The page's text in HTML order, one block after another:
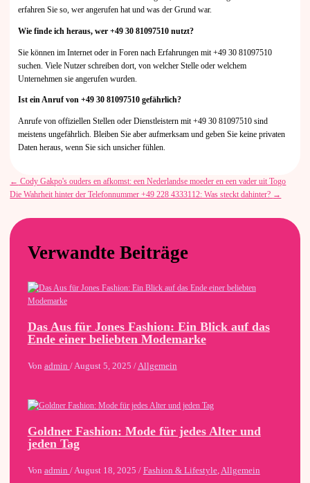
erfahren Sie so, wer angerufen hat und was der Grund war.
Wie finde ich heraus, wer +49 30 81097510 nutzt?
Sie können im Internet oder in Foren nach Erfahrungen mit +49 30 81097510
suchen. Viele Nutzer schreiben dort, von welcher Stelle oder welchem
Unternehmen sie angerufen wurden.
Ist ein Anruf von +49 30 81097510 gefährlich?
Anrufe von offiziellen Stellen oder Dienstleistern mit +49 30 81097510 sind
meistens ungefährlich. Bleiben Sie aber aufmerksam und geben Sie keine privaten
Daten heraus, wenn Sie sich unsicher fühlen.
← Cody Gakpo's ouders en afkomst: een Nederlandse moeder en een vader uit Togo
Die Wahrheit hinter der Telefonnummer +49 228 4333112: Was steckt dahinter? →
Verwandte Beiträge
Das Aus für Jones Fashion: Ein Blick auf das
Ende einer beliebten Modemarke
Von admin /August 5, 2025 /Allgemein
Goldner Fashion: Mode für jedes Alter und
jeden Tag
Von admin /August 18, 2025 / Fashion & Lifestyle,Allgemein